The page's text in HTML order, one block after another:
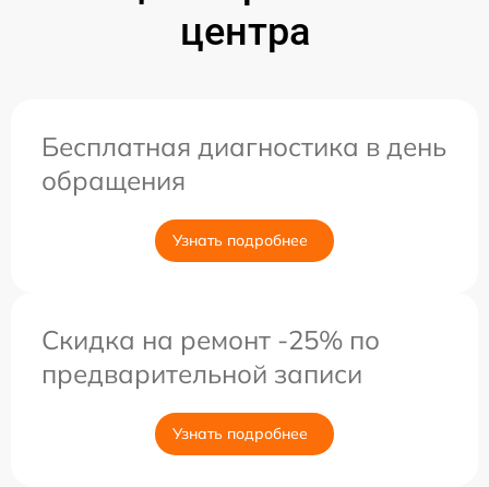
центра
Бесплатная диагностика в день
обращения
Узнать подробнее
Скидка на ремонт -25% по
предварительной записи
Узнать подробнее